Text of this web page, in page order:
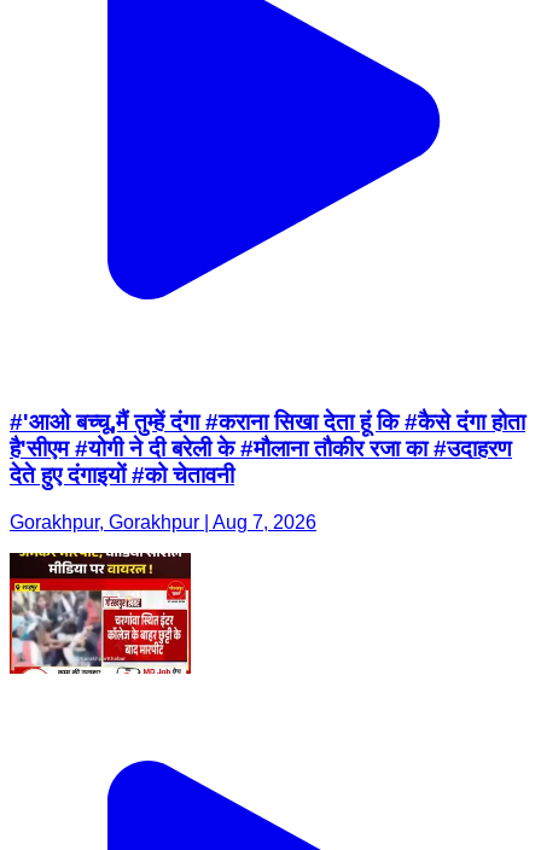
#'आओ बच्चू,मैं तुम्हें दंगा #कराना सिखा देता हूं कि #कैसे दंगा होता
है'सीएम #योगी ने दी बरेली के #मौलाना तौकीर रजा का #उदाहरण
देते हुए दंगाइयों #को चेतावनी
Gorakhpur, Gorakhpur | Aug 7, 2026